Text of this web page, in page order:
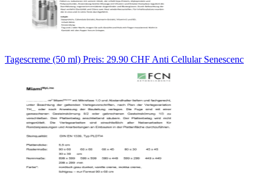
Tagescreme (50 ml) Preis: 29.90 CHF Anti Cellular Senescenc